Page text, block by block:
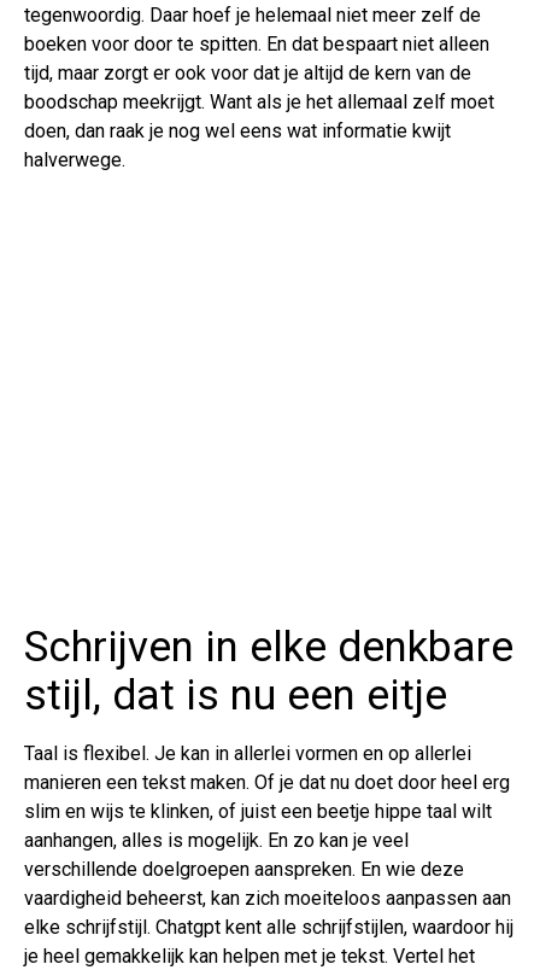
tegenwoordig. Daar hoef je helemaal niet meer zelf de
boeken voor door te spitten. En dat bespaart niet alleen
tijd, maar zorgt er ook voor dat je altijd de kern van de
boodschap meekrijgt. Want als je het allemaal zelf moet
doen, dan raak je nog wel eens wat informatie kwijt
halverwege.
Schrijven in elke denkbare
stijl, dat is nu een eitje
Taal is flexibel. Je kan in allerlei vormen en op allerlei
manieren een tekst maken. Of je dat nu doet door heel erg
slim en wijs te klinken, of juist een beetje hippe taal wilt
aanhangen, alles is mogelijk. En zo kan je veel
verschillende doelgroepen aanspreken. En wie deze
vaardigheid beheerst, kan zich moeiteloos aanpassen aan
elke schrijfstijl. Chatgpt kent alle schrijfstijlen, waardoor hij
je heel gemakkelijk kan helpen met je tekst. Vertel het